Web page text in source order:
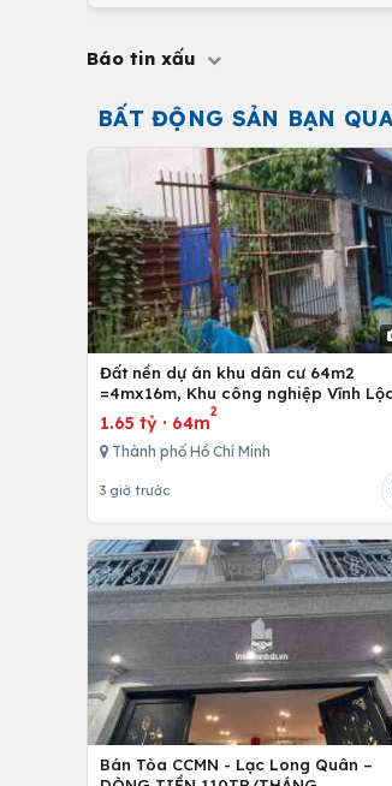
Báo tin xấu
BẤT ĐỘNG SẢN BẠN
Đất nền dự án khu dân cư 64m2
=4mx16m, Khu công nghiệp Vĩnh
Bình Chánh, Tp. Hồ Chí Minh
1.65 tỷ · 64m
2
Thành phố Hồ Chí Minh
3 giờ trước
Bán Tòa CCMN - Lạc Long Quân –